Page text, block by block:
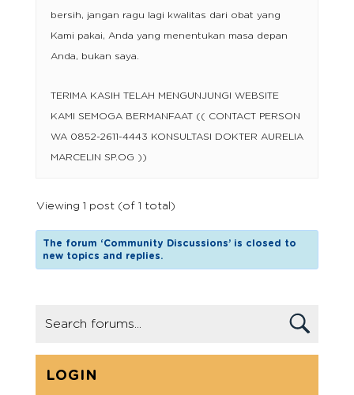
bersih, jangan ragu lagi kwalitas dari obat yang
Kami pakai, Anda yang menentukan masa depan
Anda, bukan saya.
TERIMA KASIH TELAH MENGUNJUNGI WEBSITE
KAMI SEMOGA BERMANFAAT (( CONTACT PERSON
WA 0852-2611-4443 KONSULTASI DOKTER AURELIA
MARCELIN SP.OG ))
Viewing 1 post (of 1 total)
The forum ‘Community Discussions’ is closed to
new topics and replies.
LOGIN